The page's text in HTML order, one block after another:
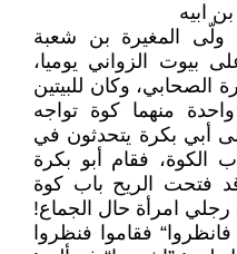
ابيه
المغيرة بن شعبة
بيوت الزواني يوميا،
الصحابي، وكان للبيتين
منهما كوة تواجه
أبي بكرة يتحدثون في
فقام أبو بكرة
فتحت الريح باب كوة
امرأة حال الجماع!
فقاموا فنظروا